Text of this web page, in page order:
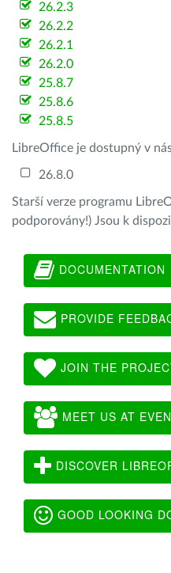
26.2.3
26.2.2
26.2.1
26.2.0
25.8.7
25.8.6
25.8.5
LibreOffice je dostupný v
26.8.0
Starší verze programu
podporovány!) Jsou k
DOCUMENTATION
PROVIDE
JOIN THE
MEET US AT
DISCOVER
GOOD LOOKING